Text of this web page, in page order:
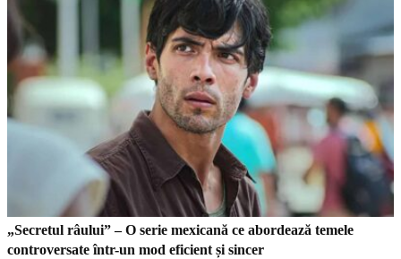
„Secretul râului” – O serie mexicană ce abordează temele
controversate într-un mod eficient și sincer